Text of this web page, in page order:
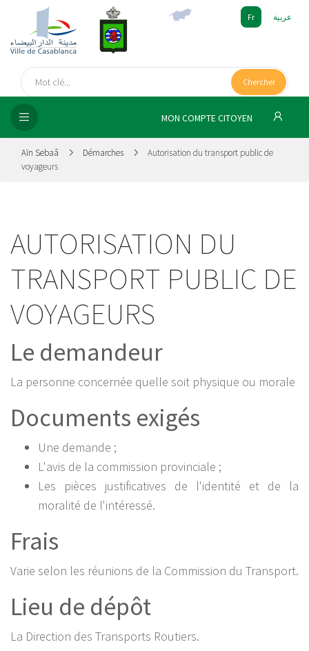
Fr عربية
Chercher
MON COMPTE CITOYEN
Aïn Sebaâ Démarches
Autorisation du transport public de
voyageurs
AUTORISATION DU
TRANSPORT PUBLIC DE
VOYAGEURS
Le demandeur
La personne concernée quelle soit physique ou morale
Documents exigés
Une demande ;
L'avis de la commission provinciale ;
Les pièces justificatives de l'identité et de la
moralité de l'intéressé.
Frais
Varie selon les réunions de la Commission du Transport.
Lieu de dépôt
La Direction des Transports Routiers.